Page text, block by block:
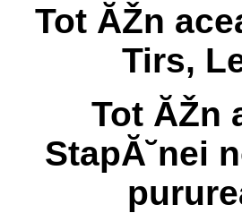
Tot ĂŽn
Tirs,
Tot ĂŽn
StapĂ˘nei